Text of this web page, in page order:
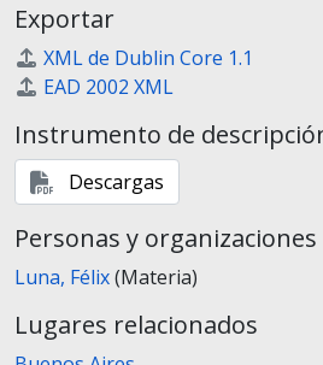
Exportar
XML de Dublin Core 1.1
EAD 2002 XML
Instrumento de
Descargas
Personas y
Luna, Félix(Materia)
Lugares relacionados